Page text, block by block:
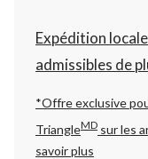
Expédition
admissibles de
*Offre exclusive
TriangleMD sur les
savoir plus